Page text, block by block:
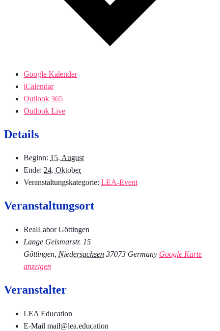
Google Kalender
iCalendar
Outlook 365
Outlook Live
Details
Beginn: 15. August
Ende: 24. Oktober
Veranstaltungskategorie: LEA-Event
Veranstaltungsort
RealLabor Göttingen
Lange Geismarstr. 15
Göttingen Niedersachsen 37073 Germany Google Karte
anzeigen
Veranstalter
LEA Education
E-Mail mail@lea.education